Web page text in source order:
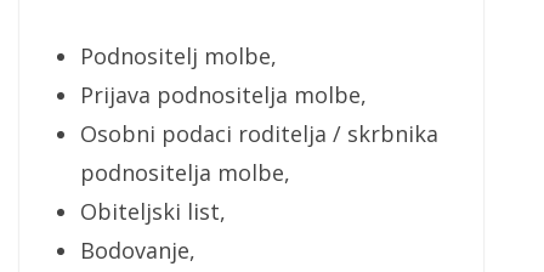
Podnositelj molbe,
Prijava podnositelja molbe,
Osobni podaci roditelja / skrbnika
podnositelja molbe,
Obiteljski list,
Bodovanje,